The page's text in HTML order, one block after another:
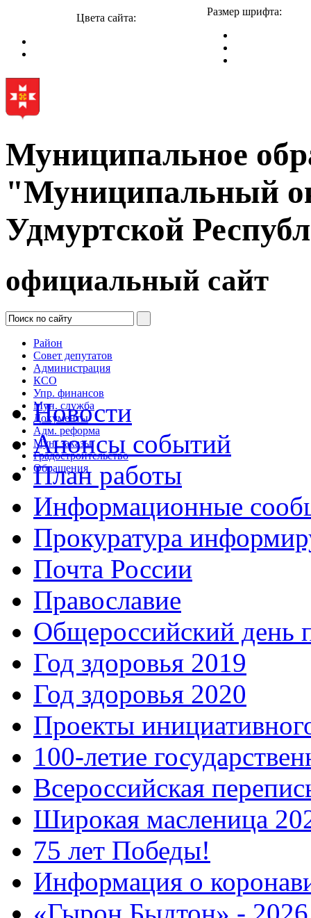
Цвета сайта:
Размер шрифта:
Муниципальное
"Муниципальный
Удмуртской
официальный сайт
Район
Совет депутатов
Администрация
КСО
Упр. финансов
Мун. служба
Документы
Адм. реформа
Мун. заказы
Градостроительство
Обращения
Новости
Анонсы событий
План работы
Информационные
Прокуратура
Почта России
Православие
Общероссийский день
Год здоровья 2019
Год здоровья 2020
Проекты
100-летие
Всероссийская
Широкая масленица
75 лет Победы!
Информация о